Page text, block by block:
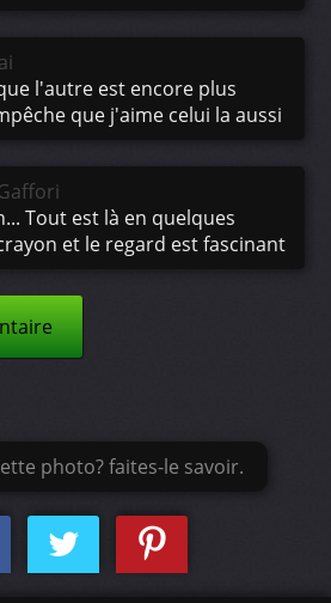
l'autre est encore plus
que j'aime celui la aussi
Tout est là en quelques
et le regard est fascinant
photo? faites-le savoir.